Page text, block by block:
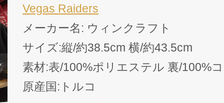
Vegas Raiders
メーカー名: ウィンクラフト
サイズ:縦/約38.5cm 横/約43.5cm
素材:表/100%ポリエステル 裏/
原産国:トルコ